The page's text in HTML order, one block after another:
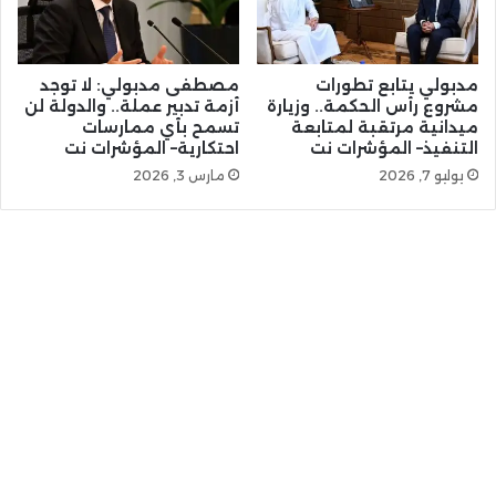
مدبولي يتابع تطورات
مشروع رأس الحكمة.. وزيارة
ميدانية مرتقبة لمتابعة
التنفيذ– المؤشرات نت
يوليو 7, 2026
مصطفى مدبولي: لا توجد
أزمة تدبير عملة.. والدولة لن
تسمح بأي ممارسات
احتكارية– المؤشرات نت
مارس 3, 2026